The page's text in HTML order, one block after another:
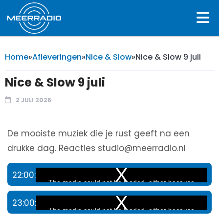
Home»Afleveringen»Nice & Slow»Nice & Slow 9 juli
Nice & Slow 9 juli
2 JULI 2026
De mooiste muziek die je rust geeft na een
drukke dag. Reacties studio@meerradio.nl
22:00:
is
a
The media could not be loaded, either because
the server or network failed or because the
format is not supported.
23:00:
The media could not be loaded, either because